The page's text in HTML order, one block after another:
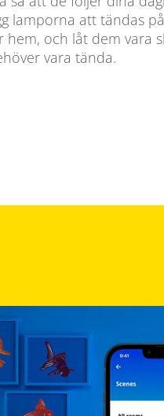
lamporna att tändas på
och låt dem vara
vara tända.